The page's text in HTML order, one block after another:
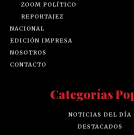
ZOOM POLÍTICO
REPORTAJEZ
NACIONAL
EDICIÓN IMPRESA
NOSOTROS
CONTACTO
Categorías
NOTICIAS DEL DÍA
DESTACADOS